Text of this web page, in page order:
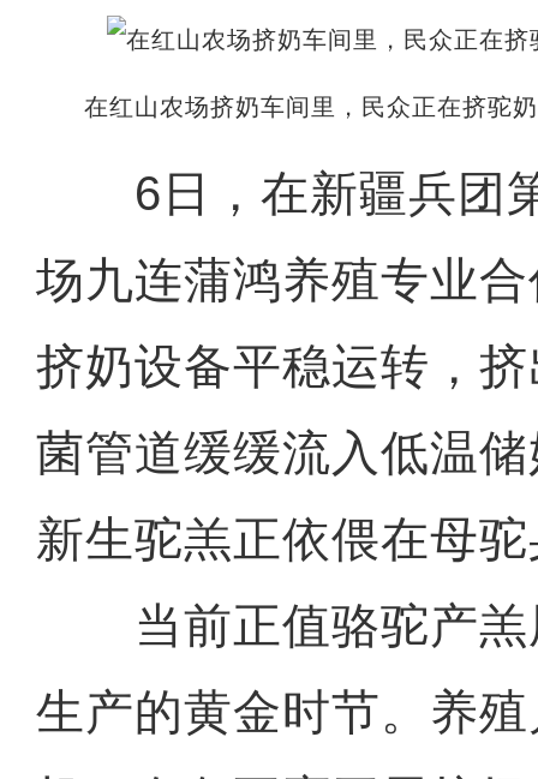
在红山农场挤奶车间里，民众正在挤驼
6日，在新疆兵团
场九连蒲鸿养殖专业
挤奶设备平稳运转，
菌管道缓缓流入低温
新生驼羔正依偎在母
当前正值骆驼产羔
生产的黄金时节。养